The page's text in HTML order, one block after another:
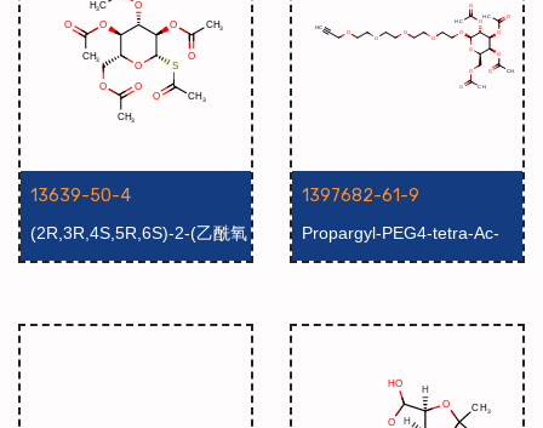
13639-50-4
(2R,3R,4S,5R,6S)-2-(乙酰氧
基甲基)-6-(乙酰硫基)四
1397682-61-9
Propargyl-PEG4-tetra-Ac-
beta-D-galactose